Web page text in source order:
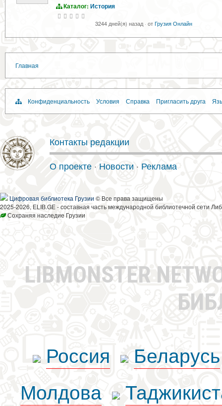
Каталог: История
3244 дней(я) назад· от Грузия Онлайн
Главная
Конфиденциальность Условия Справка Пригласить друга
Контакты редакции
О проекте · Новости · Реклама
Цифровая библиотека Грузии © Все права защищены
2025-2026, ELIB.GE - составная часть международной библиотечной сети
Сохраняя наследие Грузии
LIBMONSTER
Россия
Беларусь
Молдова